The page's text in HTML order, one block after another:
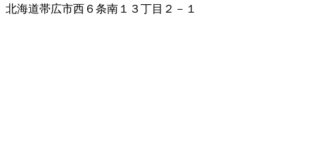
北海道帯広市西６条南１３丁目２－１